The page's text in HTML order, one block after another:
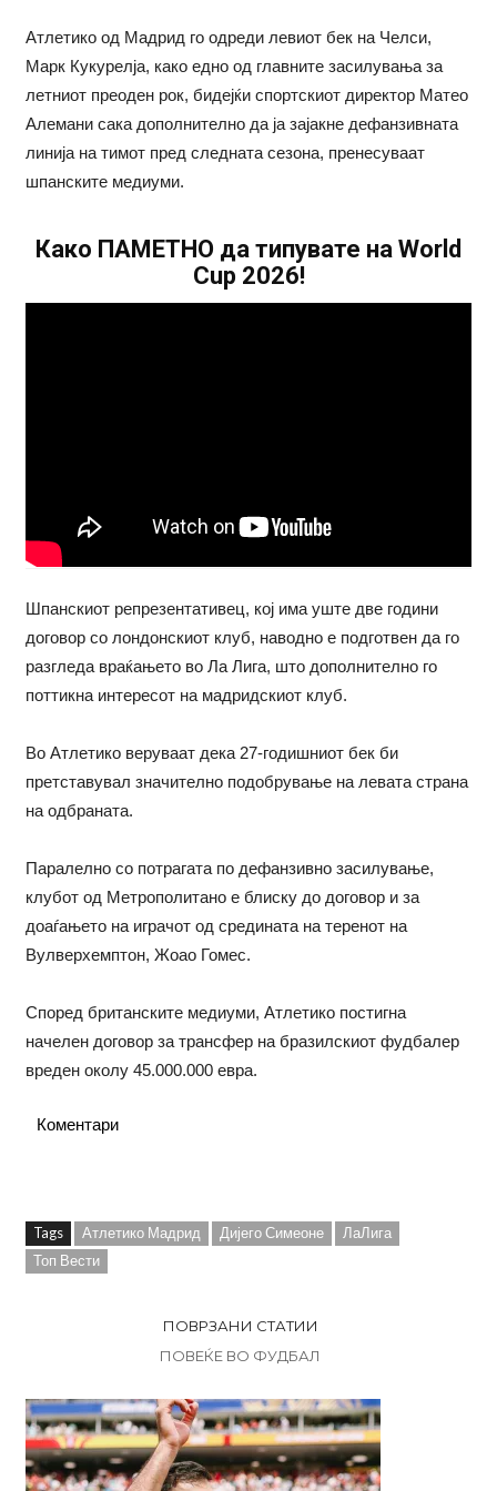
Атлетико од Мадрид го одреди левиот бек на Челси,
Марк Кукурелја, како едно од главните засилувања за
летниот преоден рок, бидејќи спортскиот директор Матео
Алемани сака дополнително да ја зајакне дефанзивната
линија на тимот пред следната сезона, пренесуваат
шпанските медиуми.
Како ПАМЕТНО да типувате на World
Cup 2026!
Шпанскиот репрезентативец, кој има уште две години
договор со лондонскиот клуб, наводно е подготвен да го
разгледа враќањето во Ла Лига, што дополнително го
поттикна интересот на мадридскиот клуб.
Во Атлетико веруваат дека 27-годишниот бек би
претставувал значително подобрување на левата страна
на одбраната.
Паралелно со потрагата по дефанзивно засилување,
клубот од Метрополитано е блиску до договор и за
доаѓањето на играчот од средината на теренот на
Вулверхемптон, Жоао Гомес.
Според британските медиуми, Атлетико постигна
начелен договор за трансфер на бразилскиот фудбалер
вреден околу 45.000.000 евра.
Коментари
Tags Атлетико Мадрид Дијего Симеоне
ЛаЛига
Топ Вести
ПОВРЗАНИ СТАТИИ
ПОВЕЌЕ ВО ФУДБАЛ